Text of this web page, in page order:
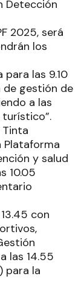
Detección
2025, será
los
las 9.10
de gestión de
a las
Plataforma
y salud
10.05
con
las 14.55
para la